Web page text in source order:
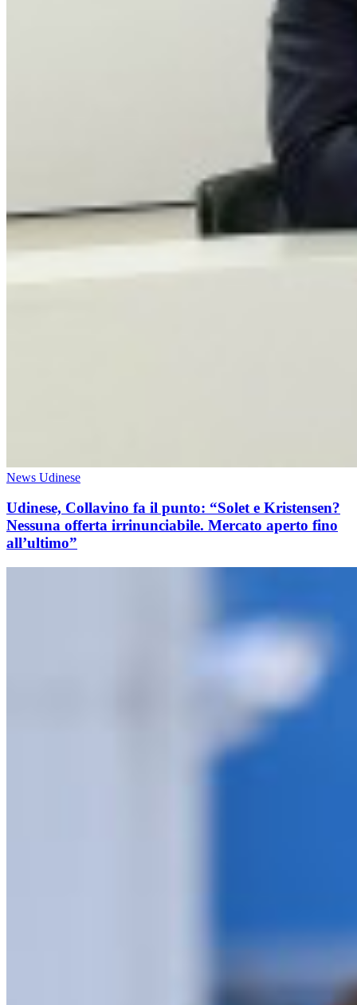
News Udinese
Udinese, Collavino fa il punto: “Solet e Kristensen?
Nessuna offerta irrinunciabile. Mercato aperto fino
all’ultimo”